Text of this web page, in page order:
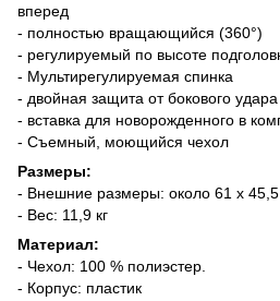
вперед
- полностью вращающийся (360°)
- регулируемый по высоте
- Мультирегулируемая спинка
- двойная защита от бокового удара
- вставка для новорожденного в
- Съемный, моющийся чехол
Размеры:
- Внешние размеры: около 61 х
- Вес: 11,9 кг
Материал:
- Чехол: 100 % полиэстер.
- Корпус: пластик